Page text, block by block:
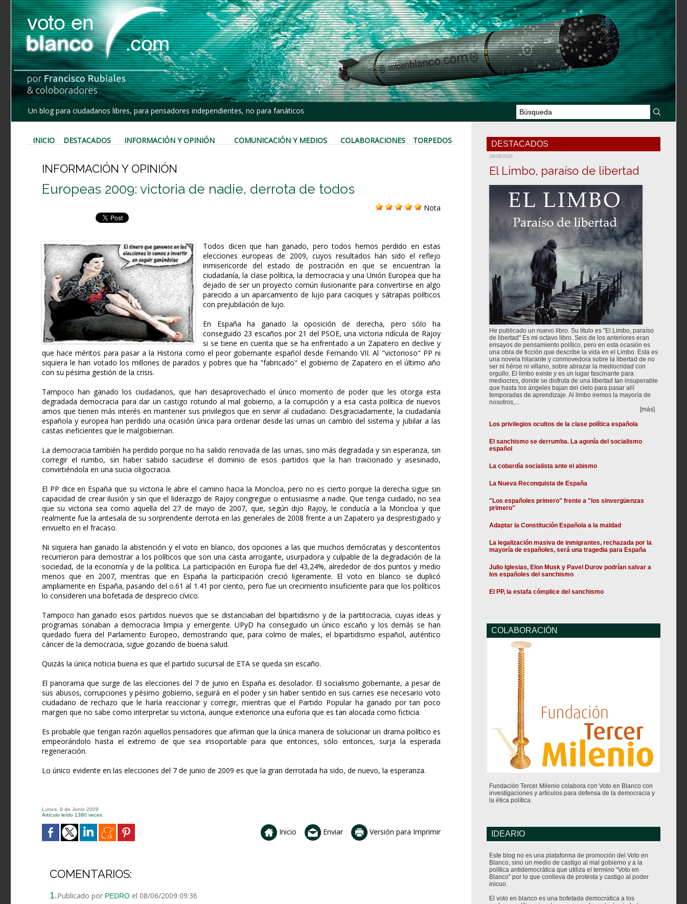
Un blog para ciudadanos libres, para pensadores independientes, no para fanáticos
INICIO DESTACADOS INFORMACIÓN Y OPINIÓN COMUNICACIÓN Y MEDIOS COLABORACIONES TORPEDOS
INFORMACIÓN Y OPINIÓN
Europeas 2009: victoria de nadie, derrota de todos
Nota
Todos dicen que han ganado, pero todos hemos perdido en estas
elecciones europeas de 2009, cuyos resultados han sido el reflejo
inmisericorde del estado de postración en que se encuentran la
ciudadanía, la clase política, la democracia y una Unión Europea que ha
dejado de ser un proyecto común ilusionante para convertirse en algo
parecido a un aparcamiento de lujo para caciques y sátrapas políticos
con prejubilación de lujo.
En España ha ganado la oposición de derecha, pero sólo ha
conseguido 23 escaños por 21 del PSOE, una victoria ridícula de Rajoy
si se tiene en cuenta que se ha enfrentado a un Zapatero en declive y
que hace méritos para pasar a la Historia como el peor gobernante español desde Fernando VII. Al "victorioso" PP ni
siquiera le han votado los millones de parados y pobres que ha "fabricado" el gobierno de Zapatero en el último año
con su pésima gestión de la crisis.
Tampoco han ganado los ciudadanos, que han desaprovechado el único momento de poder que les otorga esta
degradada democracia para dar un castigo rotundo al mal gobierno, a la corrupción y a esa casta política de nuevos
amos que tienen más interés en mantener sus privilegios que en servir al ciudadano. Desgraciadamente, la ciudadanía
española y europea han perdido una ocasión única para ordenar desde las urnas un cambio del sistema y jubilar a las
castas ineficientes que le malgobiernan.
La democracia también ha perdido porque no ha salido renovada de las urnas, sino más degradada y sin esperanza, sin
corregir el rumbo, sin haber sabido sacudirse el dominio de esos partidos que la han traicionado y asesinado,
convirtiéndola en una sucia oligocracia.
El PP dice en España que su victoria le abre el camino hacia la Moncloa, pero no es cierto porque la derecha sigue sin
capacidad de crear ilusión y sin que el liderazgo de Rajoy congregue o entusiasme a nadie. Que tenga cuidado, no sea
que su victoria sea como aquella del 27 de mayo de 2007, que, según dijo Rajoy, le conducía a la Moncloa y que
realmente fue la antesala de su sorprendente derrota en las generales de 2008 frente a un Zapatero ya desprestigiado y
envuelto en el fracaso.
Ni siquiera han ganado la abstención y el voto en blanco, dos opciones a las que muchos demócratas y descontentos
recurrieron para demostrar a los políticos que son una casta arrogante, usurpadora y culpable de la degradación de la
sociedad, de la economía y de la política. La participación en Europa fue del 43,24%, alrededor de dos puntos y medio
menos que en 2007, mientras que en España la participación creció ligeramente. El voto en blanco se duplicó
ampliamente en España, pasando del o.61 al 1.41 por ciento, pero fue un crecimiento insuficiente para que los políticos
lo consideren una bofetada de desprecio cívico.
Tampoco han ganado esos partidos nuevos que se distanciaban del bipartidismo y de la partitocracia, cuyas ideas y
programas sonaban a democracia limpia y emergente. UPyD ha conseguido un único escaño y los demás se han
quedado fuera del Parlamento Europeo, demostrando que, para colmo de males, el bipartidismo español, auténtico
cáncer de la democracia, sigue gozando de buena salud.
Quizás la única noticia buena es que el partido sucursal de ETA se queda sin escaño.
El panorama que surge de las elecciones del 7 de junio en España es desolador. El socialismo gobernante, a pesar de
sus abusos, corrupciones y pésimo gobierno, seguirá en el poder y sin haber sentido en sus carnes ese necesario voto
ciudadano de rechazo que le haría reaccionar y corregir, mientras que el Partido Popular ha ganado por tan poco
margen que no sabe como interpretar su victoria, aunque exteriorice una euforia que es tan alocada como ficticia.
Es probable que tengan razón aquellos pensadores que afirman que la única manera de solucionar un drama político es
empeorándolo hasta el extremo de que sea insoportable para que entonces, sólo entonces, surja la esperada
regeneración.
Lo único evidente en las elecciones del 7 de junio de 2009 es que la gran derrotada ha sido, de nuevo, la esperanza.
Lunes, 8 de Junio 2009
Artículo leído 1380 veces
Inicio Enviar Versión para Imprimir
COMENTARIOS:
1.Publicado por PEDRO el 08/06/2009 09:36
DESTACADOS
18/06/2026
El Limbo, paraíso de libertad
He publicado un nuevo libro. Su título es "El Limbo, paraíso
de libertad" Es mi octavo libro. Seis de los anteriores eran
ensayos de pensamiento político, pero en esta ocasión es
una obra de ficción que describe la vida en el Limbo. Esta es
una novela hilarante y conmovedora sobre la libertad de no
ser ni héroe ni villano, sobre abrazar la mediocridad con
orgullo. El limbo existe y es un lugar fascinante para
mediocres, donde se disfruta de una libertad tan insuperable
que hasta los ángeles bajan del cielo para pasar allí
temporadas de aprendizaje. Al limbo iremos la mayoría de
nosotros,...
[más]
Los privilegios ocultos de la clase política española
El sanchismo se derrumba. La agonía del socialismo
español
La cobardía socialista ante el abismo
La Nueva Reconquista de España
"Los españoles primero" frente a "los sinvergüenzas
primero"
Adaptar la Constitución Española a la maldad
La legalización masiva de inmigrantes, rechazada por la
mayoría de españoles, será una tragedia para España
Julio Iglesias, Elon Musk y Pavel Durov podrían salvar a
los españoles del sanchismo
El PP, la estafa cómplice del sanchismo
COLABORACIÓN
Fundación Tercer Milenio colabora con Voto en Blanco con
investigaciones y artículos para defensa de la democracia y
la ética política.
IDEARIO
Este blog no es una plataforma de promoción del Voto en
Blanco, sino un medio de castigo al mal gobierno y a la
política antidemocrática que utiliza el termino “Voto en
Blanco” por lo que conlleva de protesta y castigo al poder
inicuo.
El voto en blanco es una bofetada democrática a los